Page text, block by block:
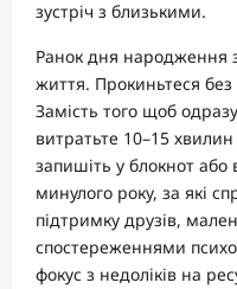
зустріч з близькими.
Ранок дня народження
життя. Прокиньтеся без
Замість того щоб
витратьте 10–15
запишіть у блокнот або
минулого року, за які
підтримку друзів,
спостереженнями
фокус з недоліків на